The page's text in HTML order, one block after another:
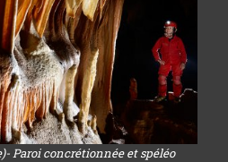
Paroi concrétionnée et spéléo